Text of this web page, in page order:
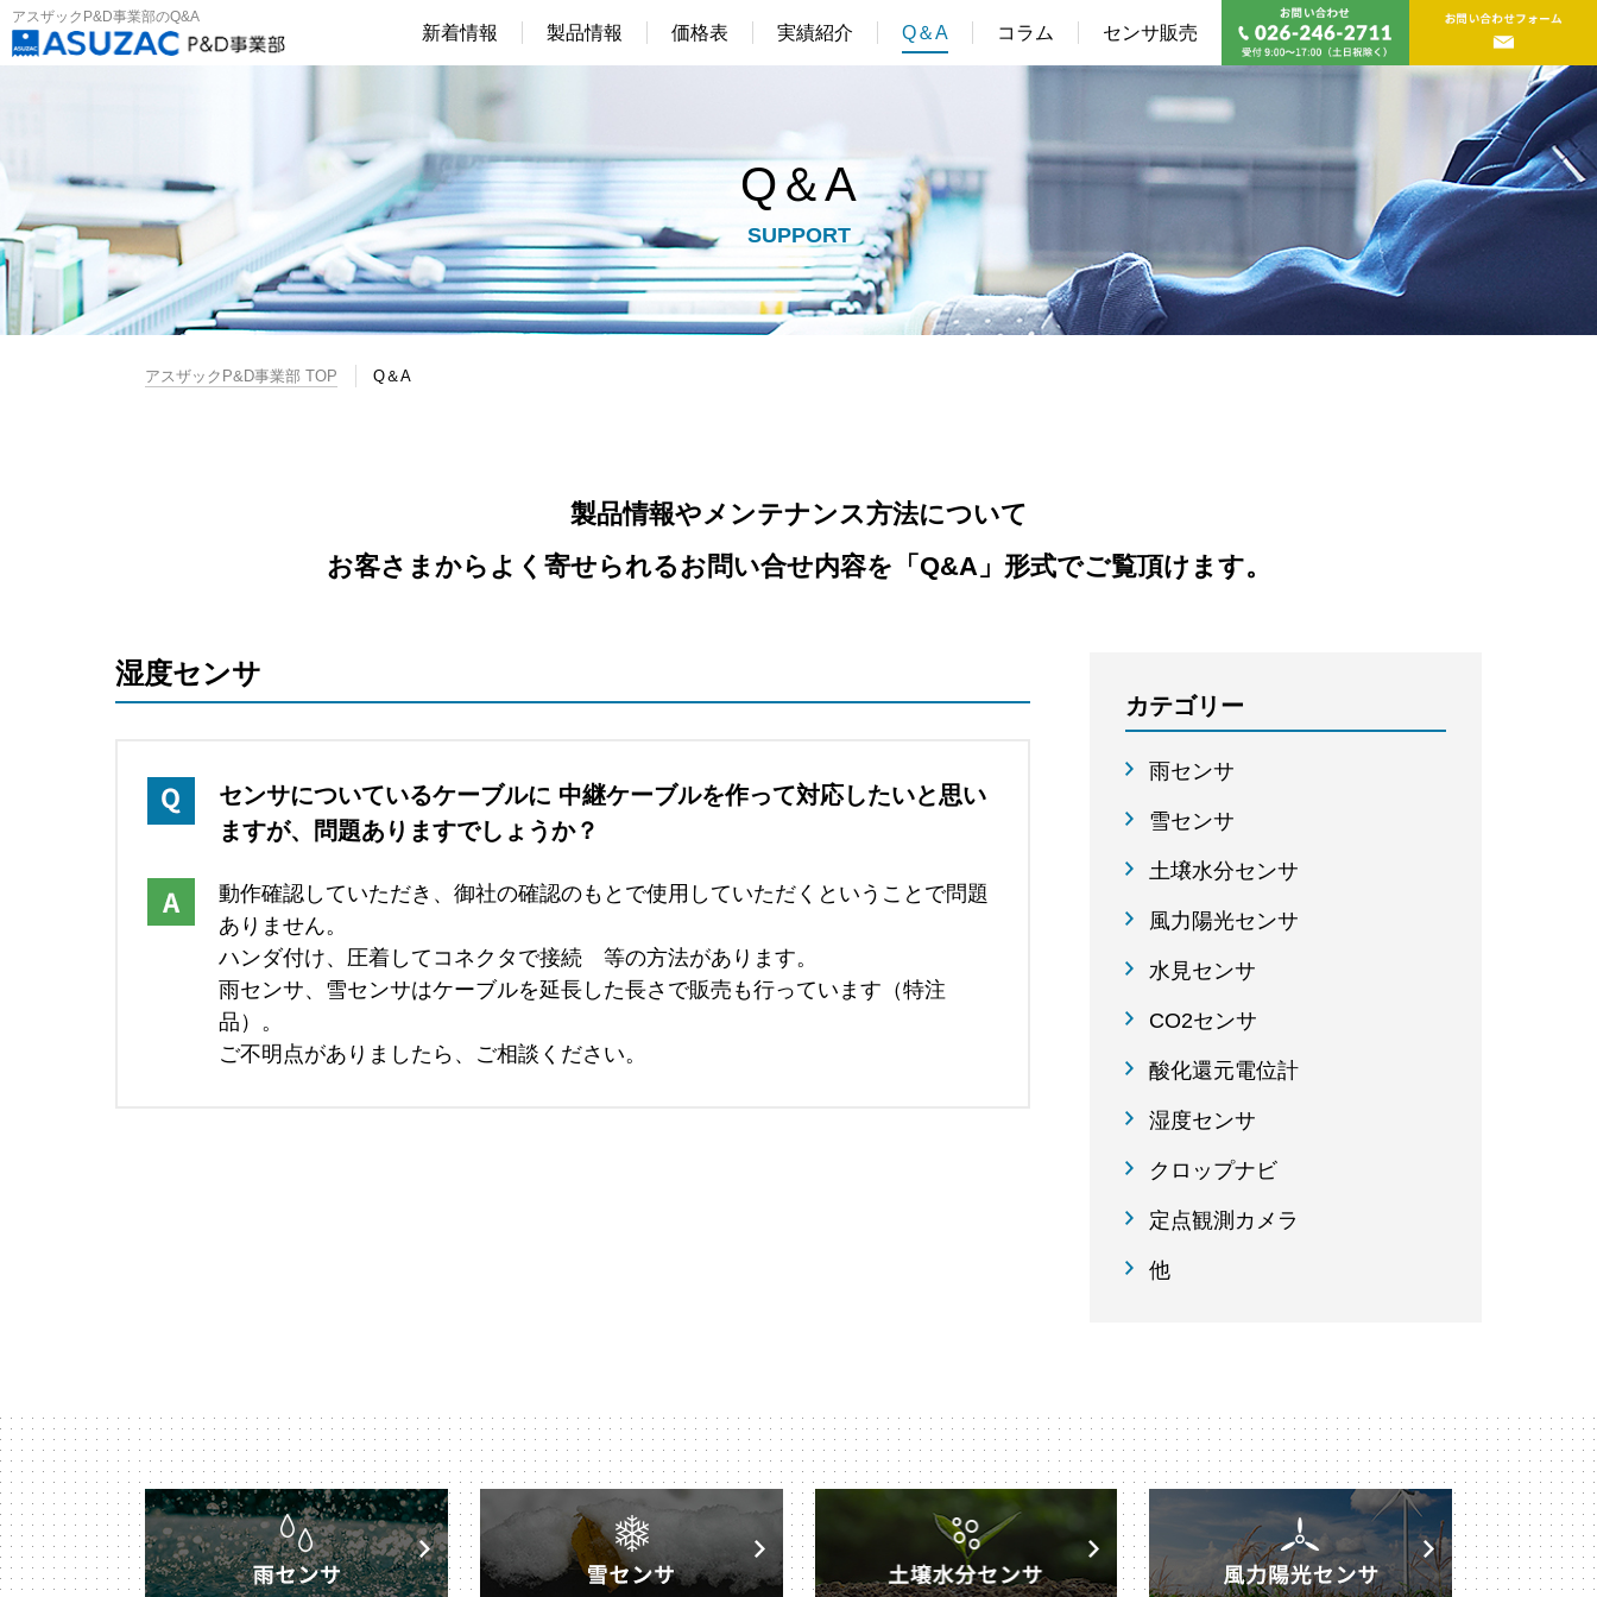
アスザックP&D事業部のQ&A
新着情報 製品情報 価格表 実績紹介 Q＆A コラム センサ販売
Q＆A
SUPPORT
アスザックP&D事業部 TOP Q＆A
製品情報やメンテナンス方法について
お客さまからよく寄せられるお問い合せ内容を「Q&A」形式でご覧頂けます。
湿度センサ
センサについているケーブルに 中継ケーブルを作って対応したいと思い
ますが、問題ありますでしょうか？
動作確認していただき、御社の確認のもとで使用していただくということで問題
ありません。
ハンダ付け、圧着してコネクタで接続 等の方法があります。
雨センサ、雪センサはケーブルを延長した長さで販売も行っています（特注
品）。
ご不明点がありましたら、ご相談ください。
カテゴリー
雨センサ
雪センサ
土壌水分センサ
風力陽光センサ
水見センサ
CO2センサ
酸化還元電位計
湿度センサ
クロップナビ
定点観測カメラ
他